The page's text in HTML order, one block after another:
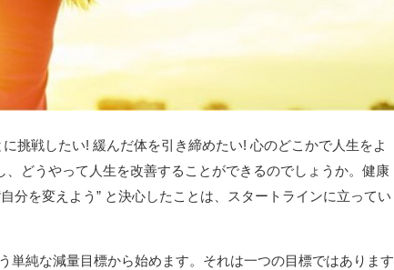
挑戦したい! 緩んだ体を引き締めたい! 心のどこかで人生をよ
どうやって人生を改善することができるのでしょうか。健康
分を変えよう” と決心したことは、スタートラインに立ってい
単純な減量目標から始めます。それは一つの目標ではあります